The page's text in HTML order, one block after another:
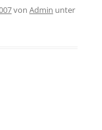
von Admin unter